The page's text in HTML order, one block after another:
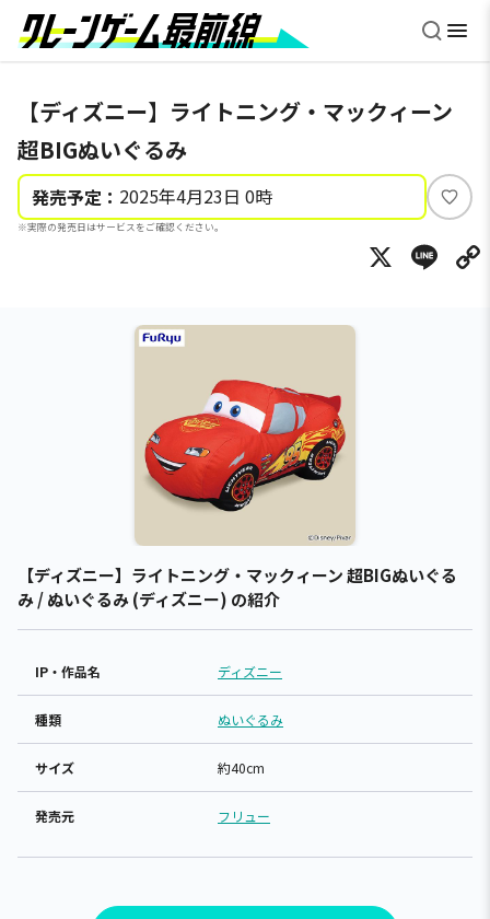
【ディズニー】ライトニング・マックィーン
超BIGぬいぐるみ
発売予定： 2025年4月23日 0時
※実際の発売日はサービスをご確認ください。
い
ね
X
【ディズニー】ライトニング・マックィーン 超BIGぬいぐる
み / ぬいぐるみ (ディズニー) の紹介
IP・作品名 ディズニー
種類 ぬいぐるみ
サイズ 約40cm
発売元 フリュー